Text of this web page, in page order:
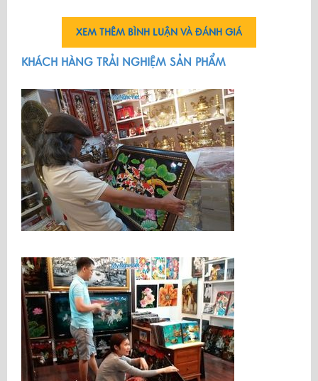
XEM THÊM BÌNH LUẬN VÀ ĐÁNH GIÁ
KHÁCH HÀNG TRẢI NGHIỆM SẢN PHẨM